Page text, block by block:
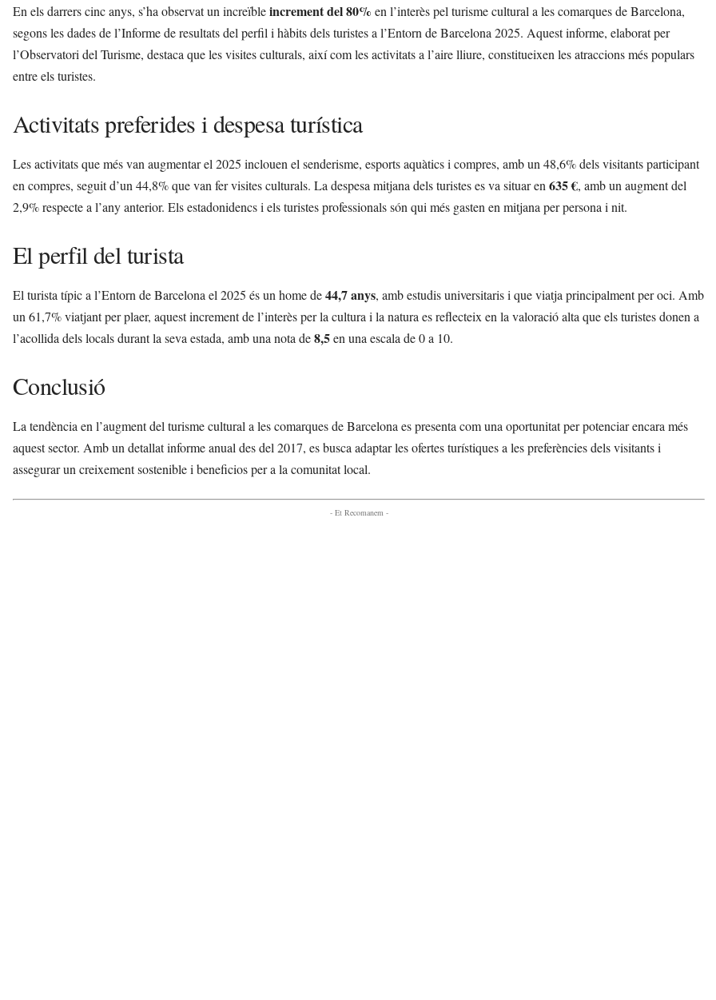
En els darrers cinc anys, s’ha observat un increïbleincrement del 80% en l’interès pel turisme cultural a les comarques de Barcelona,
segons les dades de l’Informe de resultats del perfil i hàbits dels turistes a l’Entorn de Barcelona 2025. Aquest informe, elaborat per
l’Observatori del Turisme, destaca que les visites culturals, així com les activitats a l’aire lliure, constitueixen les atraccions més populars
entre els turistes.
Activitats preferides i despesa turística
Les activitats que més van augmentar el 2025 inclouen el senderisme, esports aquàtics i compres, amb un 48,6% dels visitants participant
en compres, seguit d’un 44,8% que van fer visites culturals. La despesa mitjana dels turistes es va situar en635 €, amb un augment del
2,9% respecte a l’any anterior. Els estadonidencs i els turistes professionals són qui més gasten en mitjana per persona i nit.
El perfil del turista
El turista típic a l’Entorn de Barcelona el 2025 és un home de44,7 anys, amb estudis universitaris i que viatja principalment per oci. Amb
un 61,7% viatjant per plaer, aquest increment de l’interès per la cultura i la natura es reflecteix en la valoració alta que els turistes donen a
l’acollida dels locals durant la seva estada, amb una nota de8,5en una escala de 0 a 10.
Conclusió
La tendència en l’augment del turisme cultural a les comarques de Barcelona es presenta com una oportunitat per potenciar encara més
aquest sector. Amb un detallat informe anual des del 2017, es busca adaptar les ofertes turístiques a les preferències dels visitants i
assegurar un creixement sostenible i beneficios per a la comunitat local.
- Et Recomanem -